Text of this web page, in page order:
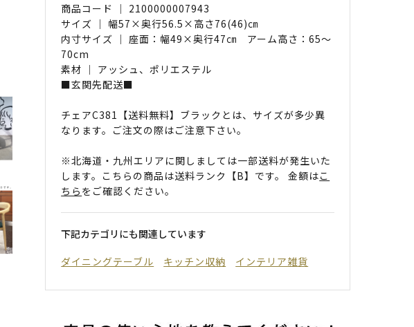
商品コード ｜ 2100000007943
サイズ ｜ 幅57×奥行56.5×高さ76(46)㎝
内寸サイズ ｜ 座面：幅49×奥行47㎝ アーム高さ：65～
70cm
素材 ｜ アッシュ、ポリエステル
■玄関先配送■
チェアC381【送料無料】ブラックとは、サイズが多少異
なります。ご注文の際はご注意下さい。
※北海道・九州エリアに関しましては一部送料が発生いた
します。こちらの商品は送料ランク【B】です。 金額はこ
ちら をご確認ください。
下記カテゴリにも関連しています
ダイニングテーブル
キッチン収納 インテリア雑貨